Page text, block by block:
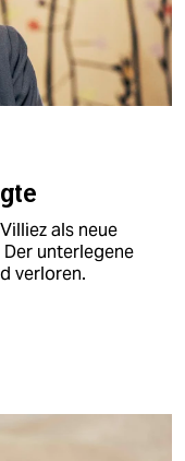
als neue
unterlegene
verloren.